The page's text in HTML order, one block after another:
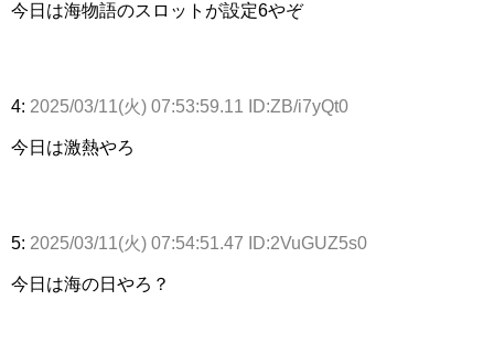
今日は海物語のスロットが設定6やぞ
4: 2025/03/11(火) 07:53:59.11 ID:ZB/i7yQt0
今日は激熱やろ
5: 2025/03/11(火) 07:54:51.47 ID:2VuGUZ5s0
今日は海の日やろ？